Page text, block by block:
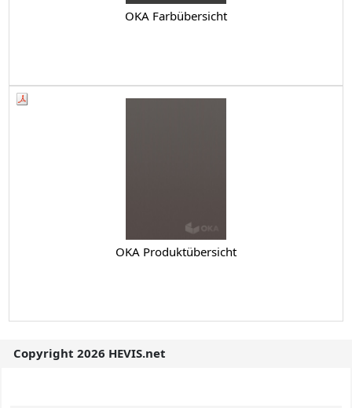
OKA Farbübersicht
OKA Produktübersicht
Copyright 2026 HEVIS.net